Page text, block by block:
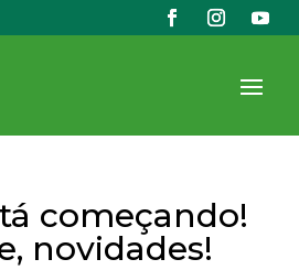
começando!
novidades!